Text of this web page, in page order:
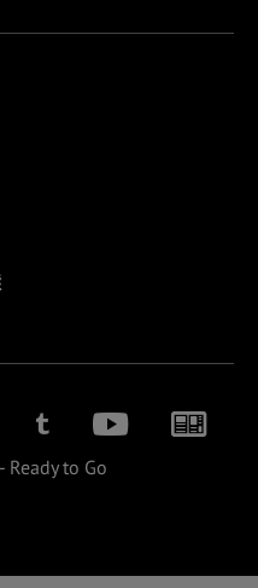
Ready to Go